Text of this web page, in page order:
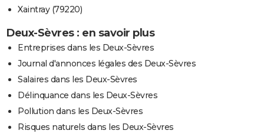
Xaintray (79220)
Deux-Sèvres : en savoir plus
Entreprises dans les Deux-Sèvres
Journal d'annonces légales des Deux-Sèvres
Salaires dans les Deux-Sèvres
Délinquance dans les Deux-Sèvres
Pollution dans les Deux-Sèvres
Risques naturels dans les Deux-Sèvres